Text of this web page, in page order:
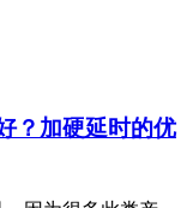
？加硬延时的优